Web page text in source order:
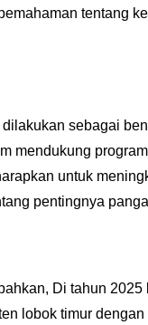
tentang
sebagai
mendukung
untuk
pentingnya
Di tahun 2025
lobok timur dengan